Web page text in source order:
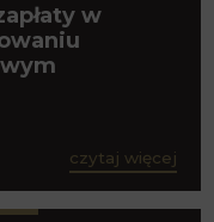
w
czytaj więcej